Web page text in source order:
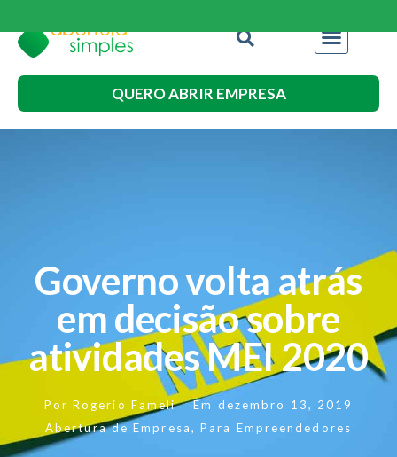
QUERO ABRIR EMPRESA
Governo volta atrás
em decisão sobre
atividades MEI 2020
Por Rogerio Fameli Em dezembro 13, 2019
Abertura de Empresa,Para Empreendedores